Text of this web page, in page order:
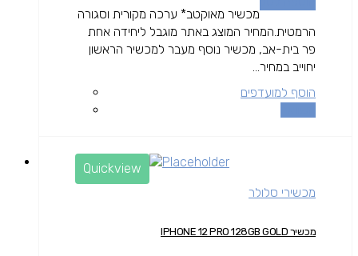
מכשיר מאוקטב* ערכה מקורית וסגורה
הרמטית.המחיר המוצג באתר מוגבל ליחידה אחת
פר בית-אב, מכשיר נוסף מעבר למכשיר הראשון
יחוייב במחיר...
הוסף למועדפים
Quickview
מכשירי סלולר
מכשיר IPHONE 12 PRO 128GB GOLD